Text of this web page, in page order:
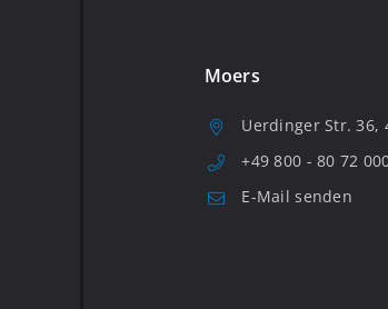
Moers
Uerdinger Str. 36,
+49 800 - 80 72
E-Mail senden